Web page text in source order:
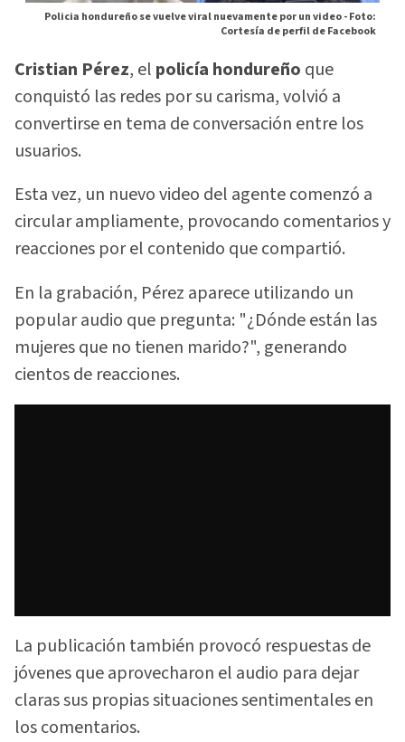
Policia hondureño se vuelve viral nuevamente por un video -Foto:
Cortesía de perfil de Facebook
Cristian Pérez, el policía hondureño que
conquistó las redes por su carisma, volvió a
convertirse en tema de conversación entre los
usuarios.
Esta vez, un nuevo video del agente comenzó a
circular ampliamente, provocando comentarios y
reacciones por el contenido que compartió.
En la grabación, Pérez aparece utilizando un
popular audio que pregunta: "¿Dónde están las
mujeres que no tienen marido?", generando
cientos de reacciones.
La publicación también provocó respuestas de
jóvenes que aprovecharon el audio para dejar
claras sus propias situaciones sentimentales en
los comentarios.